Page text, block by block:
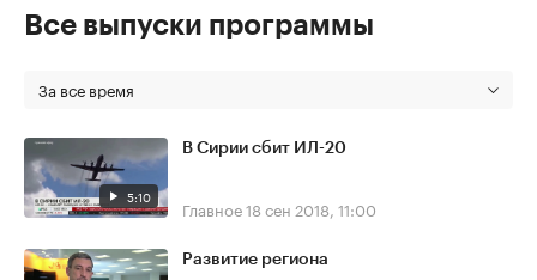
Все выпуски программы
За все время
5:10
В Сирии сбит ИЛ-20
Главное18 сен 2018, 11:00
Развитие региона